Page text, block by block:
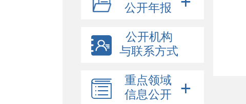
公开年报
公开机构
与联系方式
重点领域
信息公开